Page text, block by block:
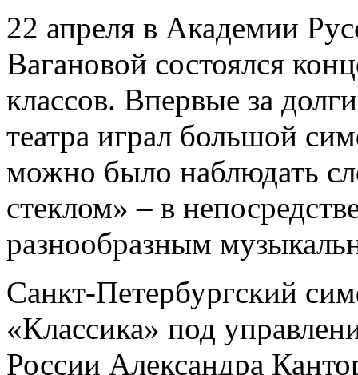
22 апреля в Академии
Вагановой состоялся
классов. Впервые за
театра играл большой
можно было наблюдать
стеклом» – в
разнообразным
Санкт-Петербургский
«Классика» под
России Александра